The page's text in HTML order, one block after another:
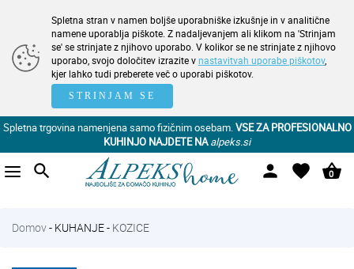
Spletna stran v namen boljše uporabniške izkušnje in v analitične
namene uporablja piškote. Z nadaljevanjem ali klikom na 'Strinjam
se' se strinjate z njihovo uporabo. V kolikor se ne strinjate z njihovo
uporabo, svojo določitev izrazite vnastavitvah uporabe piškotov,
kjer lahko tudi preberete več o uporabi piškotov.
STRINJAM SE
Spletna trgovina namenjena samo fizičnim osebam.VSE ZA PROFESIONALNO
KUHINJO NAJDETE NA alpeks.si
search person favorite shopping_basket
0
Domov- KUHANJE- KOZICE